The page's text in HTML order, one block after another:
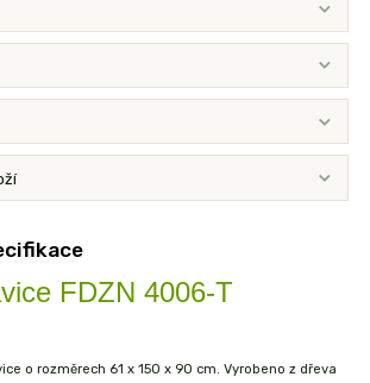
FDZN 4006-T
o rozměrech 61 x 150 x 90 cm. Vyrobeno z dřeva